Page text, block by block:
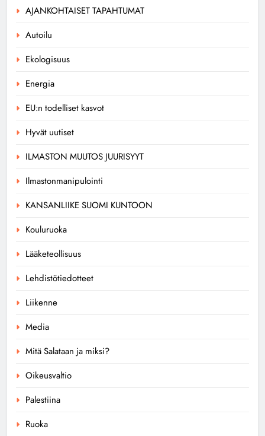
AJANKOHTAISET TAPAHTUMAT
Autoilu
Ekologisuus
Energia
EU:n todelliset kasvot
Hyvät uutiset
ILMASTON MUUTOS JUURISYYT
Ilmastonmanipulointi
KANSANLIIKE SUOMI KUNTOON
Kouluruoka
Lääketeollisuus
Lehdistötiedotteet
Liikenne
Media
Mitä Salataan ja miksi?
Oikeusvaltio
Palestiina
Ruoka